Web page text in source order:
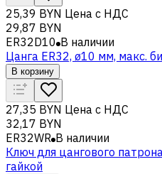
25,39 BYN Цена с НДС
29,87 BYN
ER32D10 В наличии
Цанга ER32, ø10 мм, макс.
В корзину
27,35 BYN Цена с НДС
32,17 BYN
ER32WR В наличии
Ключ для цангового
гайкой